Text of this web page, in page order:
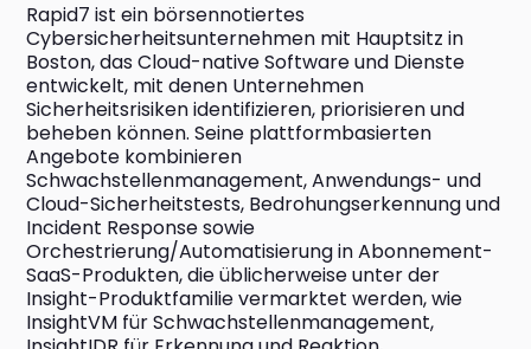
Rapid7 ist ein börsennotiertes
Cybersicherheitsunternehmen mit Hauptsitz in
Boston, das Cloud-native Software und Dienste
entwickelt, mit denen Unternehmen
Sicherheitsrisiken identifizieren, priorisieren und
beheben können. Seine plattformbasierten
Angebote kombinieren
Schwachstellenmanagement, Anwendungs- und
Cloud-Sicherheitstests, Bedrohungserkennung und
Incident Response sowie
Orchestrierung/Automatisierung in Abonnement-
SaaS-Produkten, die üblicherweise unter der
Insight-Produktfamilie vermarktet werden, wie
InsightVM für Schwachstellenmanagement,